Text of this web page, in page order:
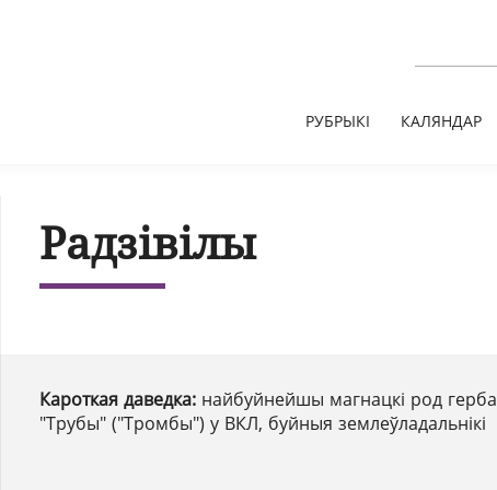
РУБРЫКІ КАЛЯНДАР
Радзівілы
Кароткая даведка: найбуйнейшы магнацкі род герба
"Трубы" ("Тромбы") у ВКЛ, буйныя землеўладальнікі